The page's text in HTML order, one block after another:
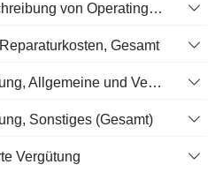
Zugeschriebene Abschreibung von Operating-Leasingverträgen
Gesamt
Aktienbasierte Vergütung, Allgemeine und Verwaltungskosten (Gesamt)
Sonstiges (Gesamt)
Vergütung